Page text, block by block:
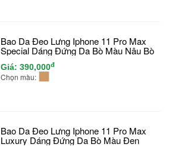
Bao Da Đeo Lưng Iphone 11 Pro Max
Special Dáng Đứng Da Bò Màu Nâu Bò
Giá: 390,000đ
Chọn màu:
Bao Da Đeo Lưng Iphone 11 Pro Max
Luxury Dáng Đứng Da Bò Màu Đen